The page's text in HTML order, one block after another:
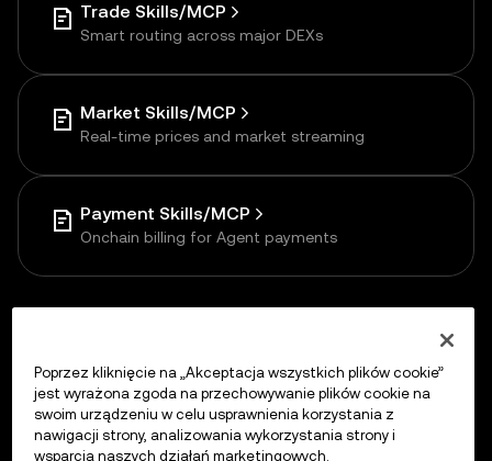
Trade Skills/MCP
Smart routing across major DEXs
Market Skills/MCP
Real-time prices and market streaming
Payment Skills/MCP
Onchain billing for Agent payments
Previous
Agentic Wallet
Poprzez kliknięcie na „Akceptacja wszystkich plików cookie”
jest wyrażona zgoda na przechowywanie plików cookie na
swoim urządzeniu w celu usprawnienia korzystania z
nawigacji strony, analizowania wykorzystania strony i
wsparcia naszych działań marketingowych.